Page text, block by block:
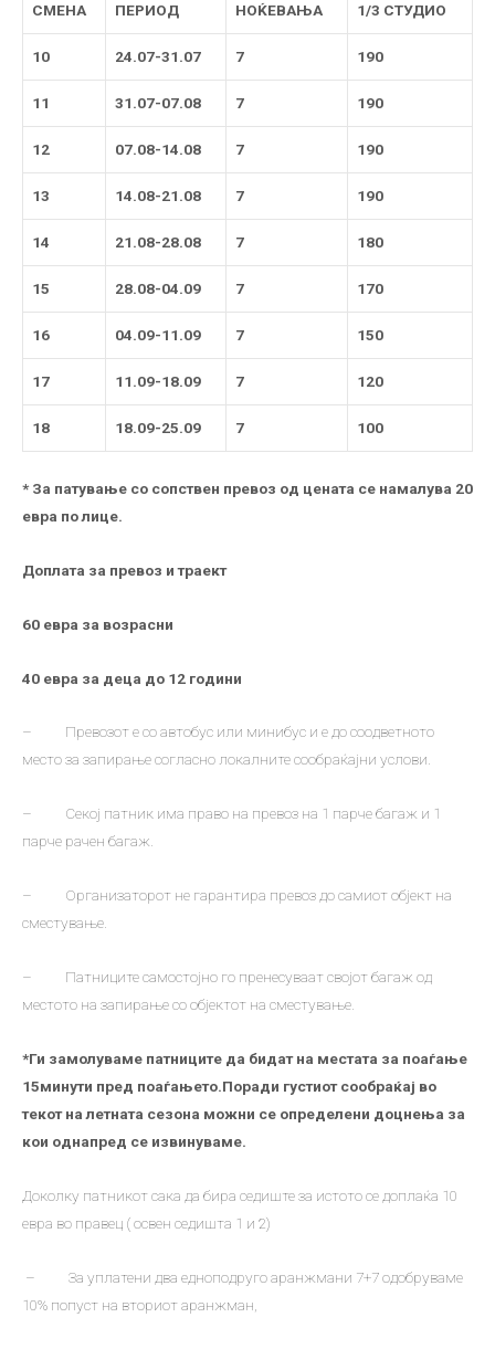
СМЕНА ПЕРИОД НОЌЕВАЊА 1/3 СТУДИО
10 24.07-31.07 7 190
11 31.07-07.08 7 190
12 07.08-14.08 7 190
13 14.08-21.08 7 190
14 21.08-28.08 7 180
15 28.08-04.09 7 170
16 04.09-11.09 7 150
17 11.09-18.09 7 120
18 18.09-25.09 7 100
* За патување со сопствен превоз од цената се намалува 20
евра по лице.
Доплата за превоз и траект
60 евра за возрасни
40 евра за деца до 12 години
– Превозот е со автобус или минибус и е до соодветното
место за запирање согласно локалните сообраќајни услови.
– Секој патник има право на превоз на 1 парче багаж и 1
парче рачен багаж.
– Организаторот не гарантира превоз до самиот објект на
сместување.
– Патниците самостојно го пренесуваат својот багаж од
местото на запирање со објектот на сместување.
*Ги замолуваме патниците да бидат на местата за поаѓање
15минути пред поаѓањето.Поради густиот сообраќај во
текот на летната сезона можни се определени доцнења за
кои однапред се извинуваме.
Доколку патникот сака да бира седиште за истото се доплаќа 10
евра во правец ( освен седишта 1 и 2)
– За уплатени два едноподруго аранжмани 7+7 одобруваме
10% попуст на вториот аранжман,